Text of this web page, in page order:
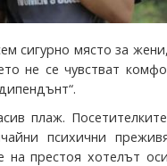
сигурно място за
не се чувстват
плаж.
психични
престоя хотелът